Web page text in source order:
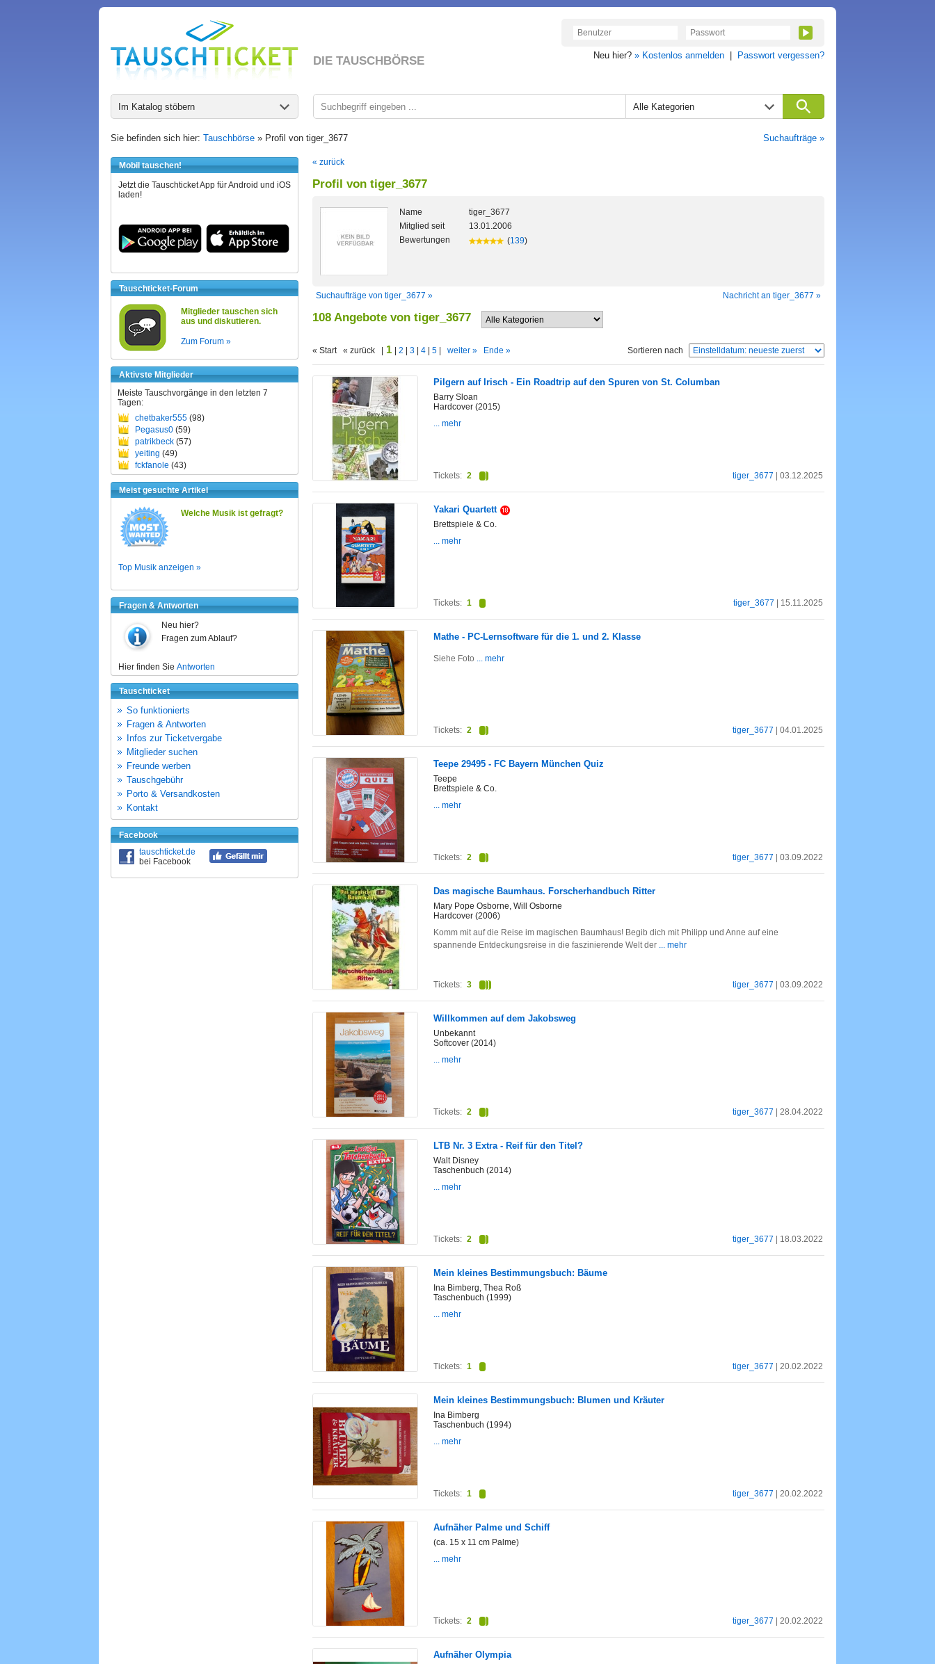
DIE TAUSCHBÖRSE Neu hier? » Kostenlos anmelden Passwort vergessen?
Im Katalog stöbern Alle Kategorien
Sie befinden sich hier: Tauschbörse » Profil von tiger_3677 Suchaufträge »
Mobil tauschen!
Jetzt die Tauschticket App für Android und iOS
laden!
Tauschticket-Forum
Mitglieder tauschen sich
aus und diskutieren.
Zum Forum »
Aktivste Mitglieder
Meiste Tauschvorgänge in den letzten 7
Tagen:
chetbaker555 (98)
Pegasus0 (59)
patrikbeck (57)
yeiting (49)
fckfanole (43)
Meist gesuchte Artikel
Welche Musik ist gefragt?
Top Musik anzeigen »
Fragen & Antworten
Neu hier?
Fragen zum Ablauf?
Hier finden Sie Antworten
Tauschticket
So funktionierts
Fragen & Antworten
Infos zur Ticketvergabe
Mitglieder suchen
Freunde werben
Tauschgebühr
Porto & Versandkosten
Kontakt
Facebook
tauschticket.de
bei Facebook
« zurück
Profil von tiger_3677
Name
tiger_3677
Mitglied seit
13.01.2006
Bewertungen
(139)
Suchaufträge von tiger_3677 » Nachricht an tiger_3677 »
108 Angebote von tiger_3677
« Start « zurück | 1 2 3 4 5 weiter » Ende » Sortieren nach
Pilgern auf Irisch - Ein Roadtrip auf den Spuren von St. Columban
Barry Sloan
Hardcover (2015)
... mehr
tiger_3677 | 03.12.2025
Tickets: 2
Yakari Quartett
Brettspiele & Co.
... mehr
tiger_3677 | 15.11.2025
Tickets: 1
Mathe - PC-Lernsoftware für die 1. und 2. Klasse
Siehe Foto ... mehr
tiger_3677 | 04.01.2025
Tickets: 2
Teepe 29495 - FC Bayern München Quiz
Teepe
Brettspiele & Co.
... mehr
tiger_3677 | 03.09.2022
Tickets: 2
Das magische Baumhaus. Forscherhandbuch Ritter
Mary Pope Osborne, Will Osborne
Hardcover (2006)
Komm mit auf die Reise im magischen Baumhaus! Begib dich mit Philipp und Anne auf eine
spannende Entdeckungsreise in die faszinierende Welt der ... mehr
tiger_3677 | 03.09.2022
Tickets: 3
Willkommen auf dem Jakobsweg
Unbekannt
Softcover (2014)
... mehr
tiger_3677 | 28.04.2022
Tickets: 2
LTB Nr. 3 Extra - Reif für den Titel?
Walt Disney
Taschenbuch (2014)
... mehr
tiger_3677 | 18.03.2022
Tickets: 2
Mein kleines Bestimmungsbuch: Bäume
Ina Bimberg, Thea Roß
Taschenbuch (1999)
... mehr
tiger_3677 | 20.02.2022
Tickets: 1
Mein kleines Bestimmungsbuch: Blumen und Kräuter
Ina Bimberg
Taschenbuch (1994)
... mehr
tiger_3677 | 20.02.2022
Tickets: 1
Aufnäher Palme und Schiff
(ca. 15 x 11 cm Palme)
... mehr
tiger_3677 | 20.02.2022
Tickets: 2
Aufnäher Olympia